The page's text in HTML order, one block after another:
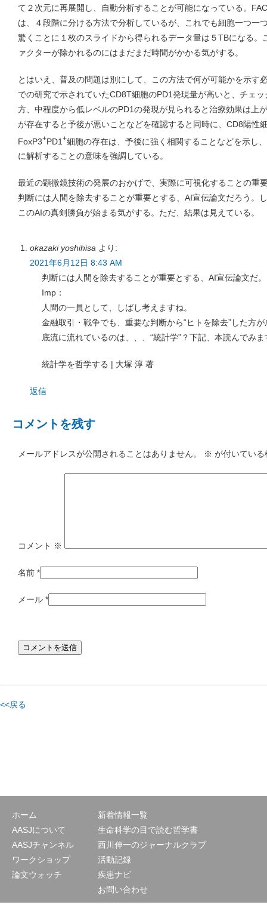
て２次元に再展開し、自動分析することが可能になっている。
は、４段階に分ける方法で分析しているが、これでも細胞一つ一
驚くことに１枚のスライドから得られるデータ量は５TBになる。
ァクターが除かれるのにはまだまだ時間がかかる気がする。
とはいえ、普及の問題は別にして、この方法で何が可能かを示す
での研究で示されていたCD8T細胞のPD1発現量が高いと、チェ
方、中程度から低レベルのPD1の発現が見られると治療効果は上
が存在すると予後が悪いことなどを確認すると同時に、CD8陽性
FoxP3+PD1 +細胞の存在は、予後に強く相関することなどを示し
に解析することの意味を強調している。
最近の顕微鏡技術の発展のおかげで、実際に可視化することの重
判断には人間を除去することが重要とする、AI宣伝論文だろう。
このAIの真剣勝負が始まる気がする。ただ、結果は見えている。
okazaki yoshihisa より:
2021年6月12日 8:43 AM
判断には人間を除去することが重要とする、AI宣伝論文だ。
Imp：
人間の一員として、しばし考えますね。
金融取引・戦争でも、重要な判断から“ヒトを除去”した方
底流に流れているのは、、、“統計学”？下記、本読んでみま
統計学を哲学する | 大塚 淳 著
返信
コメントを残す
メールアドレスが公開されることはありません。 ※ が付いてい
コメント ※
名前 *
メール *
<<戻る
ホーム
AASJについて
AASJチャンネル
ワークショップ
論文ウォッチ
新着情報一覧
生命科学の目で読む哲学書
西川伸一のジャーナルクラブ
活動記録
疾患ナビ
お問い合わせ